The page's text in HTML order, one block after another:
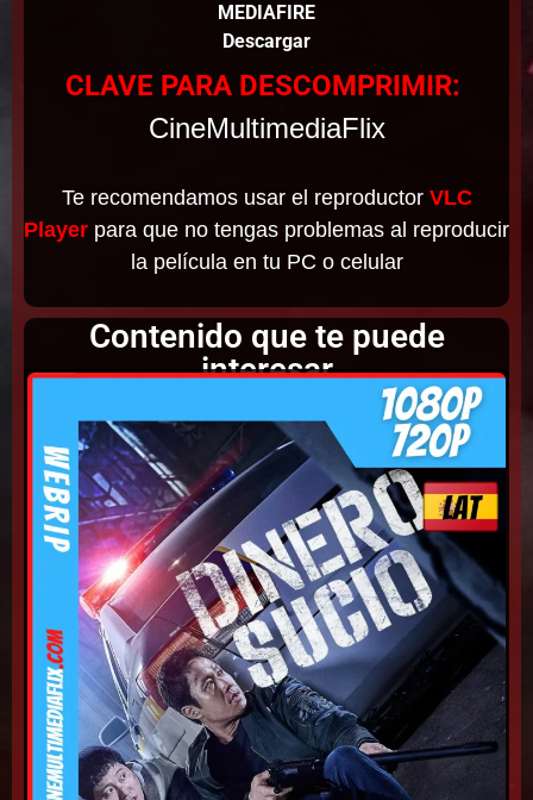
MEDIAFIRE
Descargar
CLAVE PARA DESCOMPRIMIR:
CineMultimediaFlix
Te recomendamos usar el reproductor VLC
Player para que no tengas problemas al reproducir
la película en tu PC o celular
Contenido que te puede
interesar